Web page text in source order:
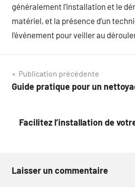
généralement l’installation et le
matériel, et la présence d’un
l’événement pour veiller au
Navigation
de
Publication précédente
Guide pratique pour un
Facilitez l’installation de
Laisser un commentaire